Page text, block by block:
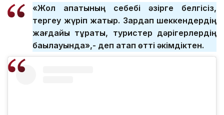
«Жол апатының себебі әзірге белгісіз,
тергеу жүріп жатыр. Зардап шеккендердің
жағдайы тұрақты, туристер дәрігерлердің
бақылауында»,- деп атап өтті әкімдіктен.